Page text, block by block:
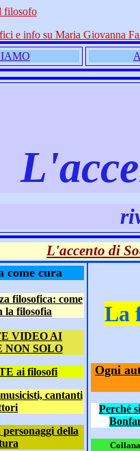
filosofo
e info su Maria Giovanna
L'accento di
come cura
filosofica: come
la filosofia
VIDEO AI
NON SOLO
ai filosofi
cantanti
della
La
Ogni
Perché